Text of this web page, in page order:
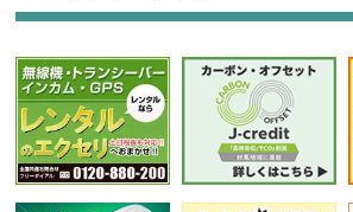
選択条件をリセット